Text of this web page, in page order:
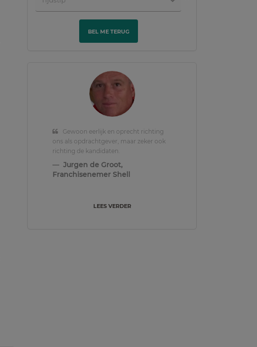
BEL ME TERUG
Gewoon eerlijk en oprecht richting
ons als opdrachtgever, maar zeker ook
richting de kandidaten.
Jurgen de Groot,
Franchisenemer Shell
LEES VERDER